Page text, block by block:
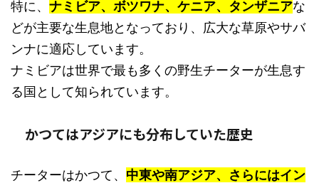
特に、 ナミビア、ボツワナ、ケニア、タンザニアな
どが主要な生息地となっており、広大な草原やサバ
ンナに適応しています。
ナミビアは世界で最も多くの野生チーターが生息す
る国として知られています。
かつてはアジアにも分布していた歴史
チーターはかつて、 中東や南アジア、さらにはイン